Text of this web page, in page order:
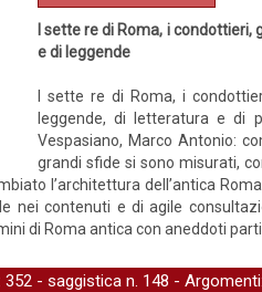
I sette re di Roma, i
e di leggende
I sette re di Roma, i
leggende, di letteratura e di
Vespasiano, Marco Antonio:
grandi sfide si sono misurati,
l’architettura dell’antica
nei contenuti e di agile
di Roma antica con aneddoti
352 - saggistica n. 148 -